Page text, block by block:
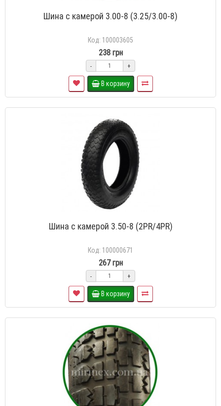
Шина с камерой 3.00-8 (3.25/3.00-8)
Код: 100003605
238 грн
- +
В корзину
Шина с камерой 3.50-8 (2PR/4PR)
Код: 100000671
267 грн
- +
В корзину